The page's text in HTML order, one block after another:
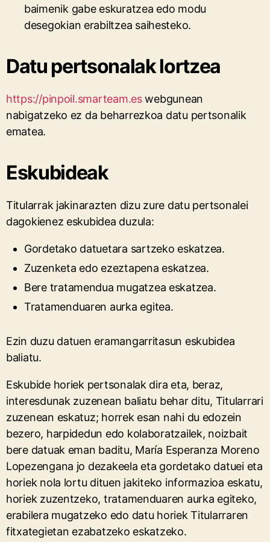
baimenik gabe eskuratzea edo modu
desegokian erabiltzea saihesteko.
Datu pertsonalak lortzea
https://pinpoil.smarteam.eswebgunean
nabigatzeko ez da beharrezkoa datu pertsonalik
ematea.
Eskubideak
Titularrak jakinarazten dizu zure datu pertsonalei
dagokienez eskubidea duzula:
Gordetako datuetara sartzeko eskatzea.
Zuzenketa edo ezeztapena eskatzea.
Bere tratamendua mugatzea eskatzea.
Tratamenduaren aurka egitea.
Ezin duzu datuen eramangarritasun eskubidea
baliatu.
Eskubide horiek pertsonalak dira eta, beraz,
interesdunak zuzenean baliatu behar ditu, Titularrari
zuzenean eskatuz; horrek esan nahi du edozein
bezero, harpidedun edo kolaboratzailek, noizbait
bere datuak eman baditu, María Esperanza Moreno
Lopezengana jo dezakeela eta gordetako datuei eta
horiek nola lortu dituen jakiteko informazioa eskatu,
horiek zuzentzeko, tratamenduaren aurka egiteko,
erabilera mugatzeko edo datu horiek Titularraren
fitxategietan ezabatzeko eskatzeko.